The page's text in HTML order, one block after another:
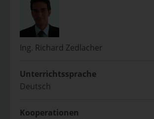
Ing. Richard Zedlacher
Unterrichtssprache
Deutsch
Kooperationen